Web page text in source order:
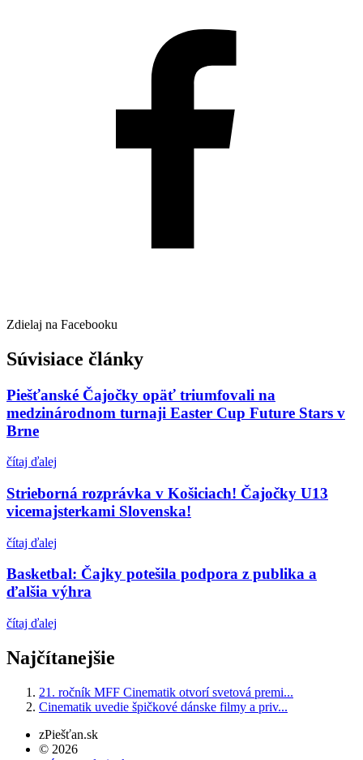
Zdielaj na Facebooku
Súvisiace články
Piešťanské Čajočky opäť triumfovali na
medzinárodnom turnaji Easter Cup Future Stars v
Brne
čítaj ďalej
Strieborná rozprávka v Košiciach! Čajočky U13
vicemajsterkami Slovenska!
čítaj ďalej
Basketbal: Čajky potešila podpora z publika a
ďalšia výhra
čítaj ďalej
Najčítanejšie
21. ročník MFF Cinematik otvorí svetová premi...
Cinematik uvedie špičkové dánske filmy a priv...
zPiešťan.sk
© 2026